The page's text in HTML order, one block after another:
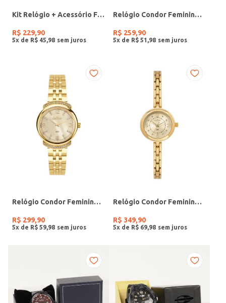
Kit Relógio + Acessório Feminino DOURADO
R$ 229,90
5x de R$ 45 98
Relógio Condor Feminino PRATA
R$ 259,90
5x de R$ 51 98
Relógio Condor Feminino DOURADO
R$ 299,90
5x de R$ 59 98
Relógio Condor Feminino DOURADO
R$ 349,90
5x de R$ 69 98